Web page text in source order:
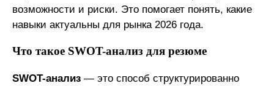
возможности и риски. Это помогает понять, какие
навыки актуальны для рынка 2026 года.
Что такое SWOT-анализ для резюме
SWOT-анализ — это способ структурированно